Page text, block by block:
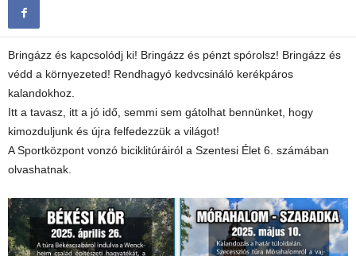
Bringázz és kapcsolódj ki! Bringázz és pénzt spórolsz! Bringázz és
védd a környezeted! Rendhagyó kedvcsináló kerékpáros
kalandokhoz.
Itt a tavasz, itt a jó idő, semmi sem gátolhat bennünket, hogy
kimozduljunk és újra felfedezzük a világot!
A Sportközpont vonzó biciklitúráiról a Szentesi Élet 6. számában
olvashatnak.